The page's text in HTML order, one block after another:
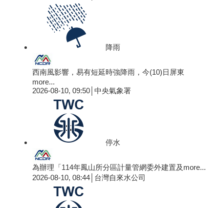
降雨
西南風影響，易有短延時強降雨，今(10)日屏東
more...
2026-08-10, 09:50│中央氣象署
停水
為辦理「114年鳳山所分區計量管網委外建置及 more...
2026-08-10, 08:44│台灣自來水公司